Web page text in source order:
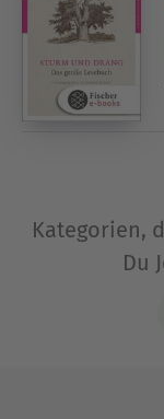
Kategorien,
Du